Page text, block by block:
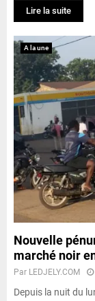
Lire la suite
A la une
Nouvelle
marché noir
Par LEDJELY.COM
Depuis la nuit du